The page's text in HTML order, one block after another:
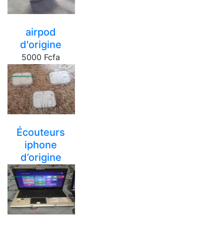
airpod
d'origine
5000 Fcfa
yaounde
Écouteurs
iphone
d’origine
4000 Fcfa
yaounde